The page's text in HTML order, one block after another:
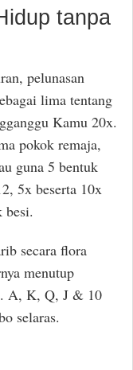
tanpa
pelunasan
lima tentang
Kamu 20x.
pokok remaja,
guna 5 bentuk
5x beserta 10x
besi.
secara flora
menutup
A, K, Q, J & 10
selaras.